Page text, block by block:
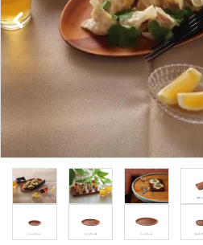
形状から探す
シーンから探す
テイストから探す
ブランドから探す
価格から探す
ご利用ガイド